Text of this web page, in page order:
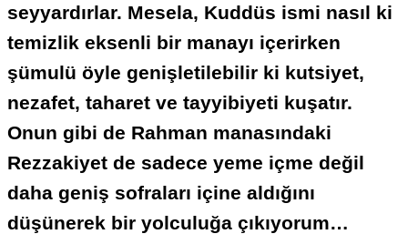
seyyardırlar. Mesela, Kuddüs ismi nasıl ki
temizlik eksenli bir manayı içerirken
şümulü öyle genişletilebilir ki kutsiyet,
nezafet, taharet ve tayyibiyeti kuşatır.
Onun gibi de Rahman manasındaki
Rezzakiyet de sadece yeme içme değil
daha geniş sofraları içine aldığını
düşünerek bir yolculuğa çıkıyorum…